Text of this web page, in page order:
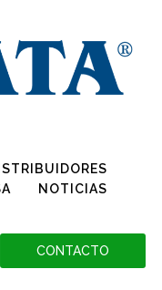
NOTICIAS
CONTACTO